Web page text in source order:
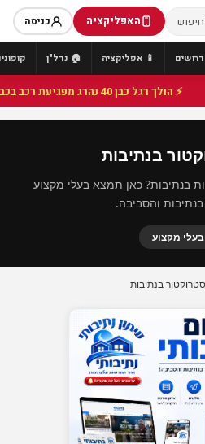
חיפוש האפליקציה כניסה
📱 אפליקציה 🏠 נדל"ן
⚡ הולך רגל כבן 40 נהרג מפגיעת רכב בכביש 25 סמוך לצומת הנשיא, מתנדבי זק"א פועלו בזירה
בנתיבות
בנתיבות? כאן תמצא בעלי מקצוע
והסביבה.
בנתיבות